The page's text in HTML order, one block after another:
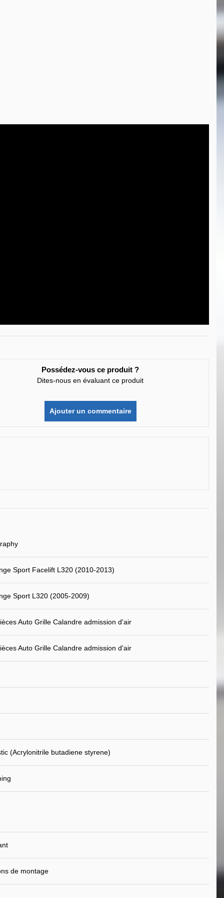
Possédez-vous ce produit ?
Dites-nous en évaluant ce produit
Ajouter un commentaire
Sport Facelift L320 (2010-2013)
Sport L320 (2005-2009)
Auto Grille Calandre admission d'air
Auto Grille Calandre admission d'air
(Acrylonitrile butadiene styrene)
de montage